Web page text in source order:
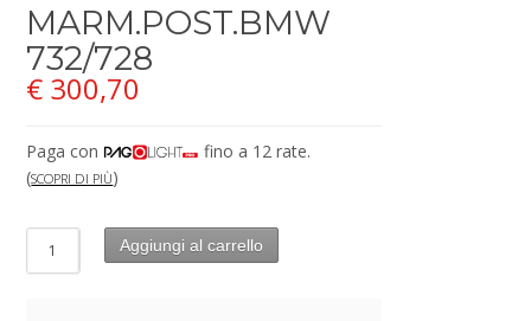
MARM.POST.BMW
732/728
€ 300,70
Paga con
fino a 12 rate.
(SCOPRI DI PIÙ)
Aggiungi al carrello